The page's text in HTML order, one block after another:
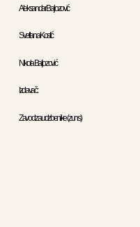
Aleksandar Baljozović
Svetlana Kostić
Nikola Baljozović
Izdavač :
Zavod za udzbenike ( zuns )